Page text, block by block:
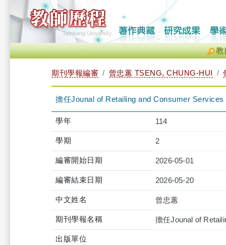
教
期刊學報編審 曾忠蕙 TSENG, CHUNG-HUI
擔任Jounal of Retailing and Consumer
學年 114
學期 2
編審開始日期 2026-05-01
編審結束日期 2026-05-20
中文姓名 曾忠蕙
期刊學報名稱 擔任Jounal of
出版單位